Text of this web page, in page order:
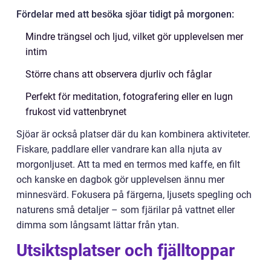
Fördelar med att besöka sjöar tidigt på morgonen:
Mindre trängsel och ljud, vilket gör upplevelsen mer
intim
Större chans att observera djurliv och fåglar
Perfekt för meditation, fotografering eller en lugn
frukost vid vattenbrynet
Sjöar är också platser där du kan kombinera aktiviteter.
Fiskare, paddlare eller vandrare kan alla njuta av
morgonljuset. Att ta med en termos med kaffe, en filt
och kanske en dagbok gör upplevelsen ännu mer
minnesvärd. Fokusera på färgerna, ljusets spegling och
naturens små detaljer – som fjärilar på vattnet eller
dimma som långsamt lättar från ytan.
Utsiktsplatser och fjälltoppar